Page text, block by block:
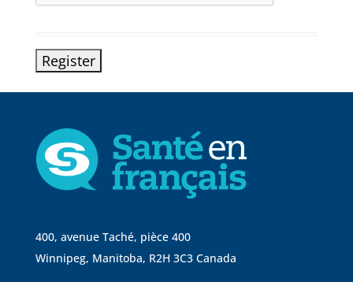
400, avenue Taché, pièce 400
Winnipeg, Manitoba, R2H 3C3 Canada